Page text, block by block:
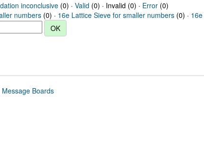
inconclusive(0) · Valid (0) · Invalid (0) · Error(0)
numbers (0) · 16e Lattice Sieve for smaller numbers (0) ·
Message Boards